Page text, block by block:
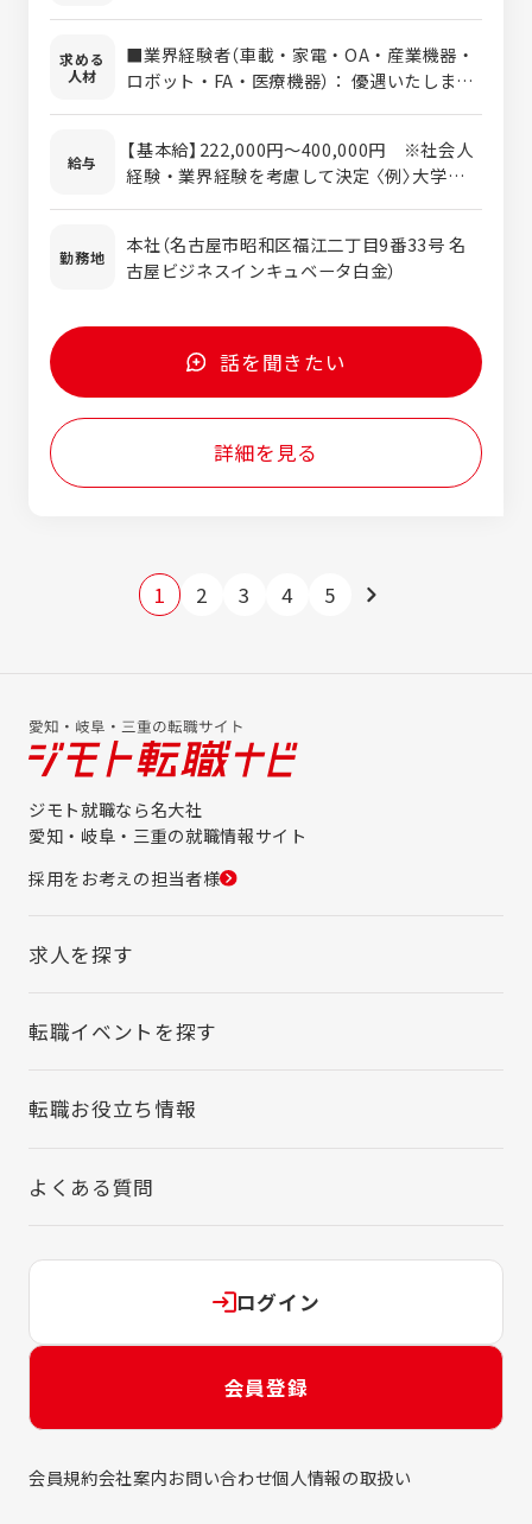
基板） ‧製品Assy受注 ‧金型受注
求める
人材
■業界経験者（車載・家電・OA・産業機器・
ロボット・FA・医療機器）： 優遇いたします
給与
【基本給】222,000円～400,000円 ※社会人
経験・業界経験を考慮して決定 〈例〉大学卒：
方も歓迎！
勤務地
本社（名古屋市昭和区福江二丁目9番33号 名
古屋ビジネスインキュベータ白金）
話を聞きたい
詳細を見る
1 2 3 4 5
ジモト就職なら名大社
愛知・岐阜・三重の就職情報サイト
採用をお考えの担当者様
求人を探す
転職イベントを探す
転職お役立ち情報
よくある質問
ログイン
会員登録
会員規約会社案内お問い合わせ個人情報の取扱い